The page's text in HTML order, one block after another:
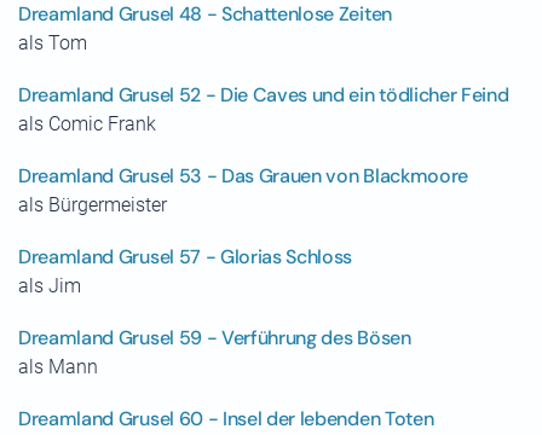
Dreamland Grusel 48 - Schattenlose Zeiten
als Tom
Dreamland Grusel 52 - Die Caves und ein tödlicher Feind
als Comic Frank
Dreamland Grusel 53 - Das Grauen von Blackmoore
als Bürgermeister
Dreamland Grusel 57 - Glorias Schloss
als Jim
Dreamland Grusel 59 - Verführung des Bösen
als Mann
Dreamland Grusel 60 - Insel der lebenden Toten